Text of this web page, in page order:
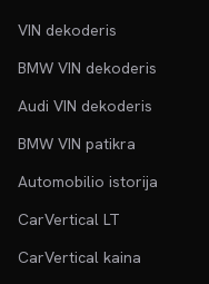
VIN dekoderis
BMW VIN dekoderis
Audi VIN dekoderis
BMW VIN patikra
Automobilio istorija
CarVertical LT
CarVertical kaina